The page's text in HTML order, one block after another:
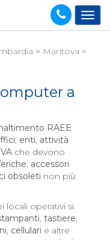
> Mantova >
a
RAEE
, enti, attività
che devono
, accessori
obsoleti non più
locali operativi si
, tastiere,
, cellulari e altre